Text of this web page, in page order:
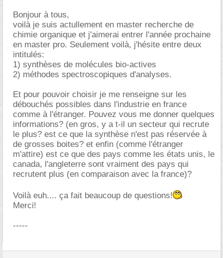
Bonjour à tous,
voilà je suis actullement en master recherche de
chimie organique et j'aimerai entrer l'année prochaine
en master pro. Seulement voilà, j'hésite entre deux
intitulés:
1) synthèses de molécules bio-actives
2) méthodes spectroscopiques d'analyses.
Et pour pouvoir choisir je me renseigne sur les
débouchés possibles dans l'industrie en france
comme à l'étranger. Pouvez vous me donner quelques
informations? (en gros, y a t-il un secteur qui recrute
le plus? est ce que la synthèse n'est pas réservée à
de grosses boites? et enfin (comme l'étranger
m'attire) est ce que des pays comme les états unis, le
canada, l'angleterre sont vraiment des pays qui
recrutent plus (en comparaison avec la france)?
Voilà euh.... ça fait beaucoup de questions!
Merci!
-----